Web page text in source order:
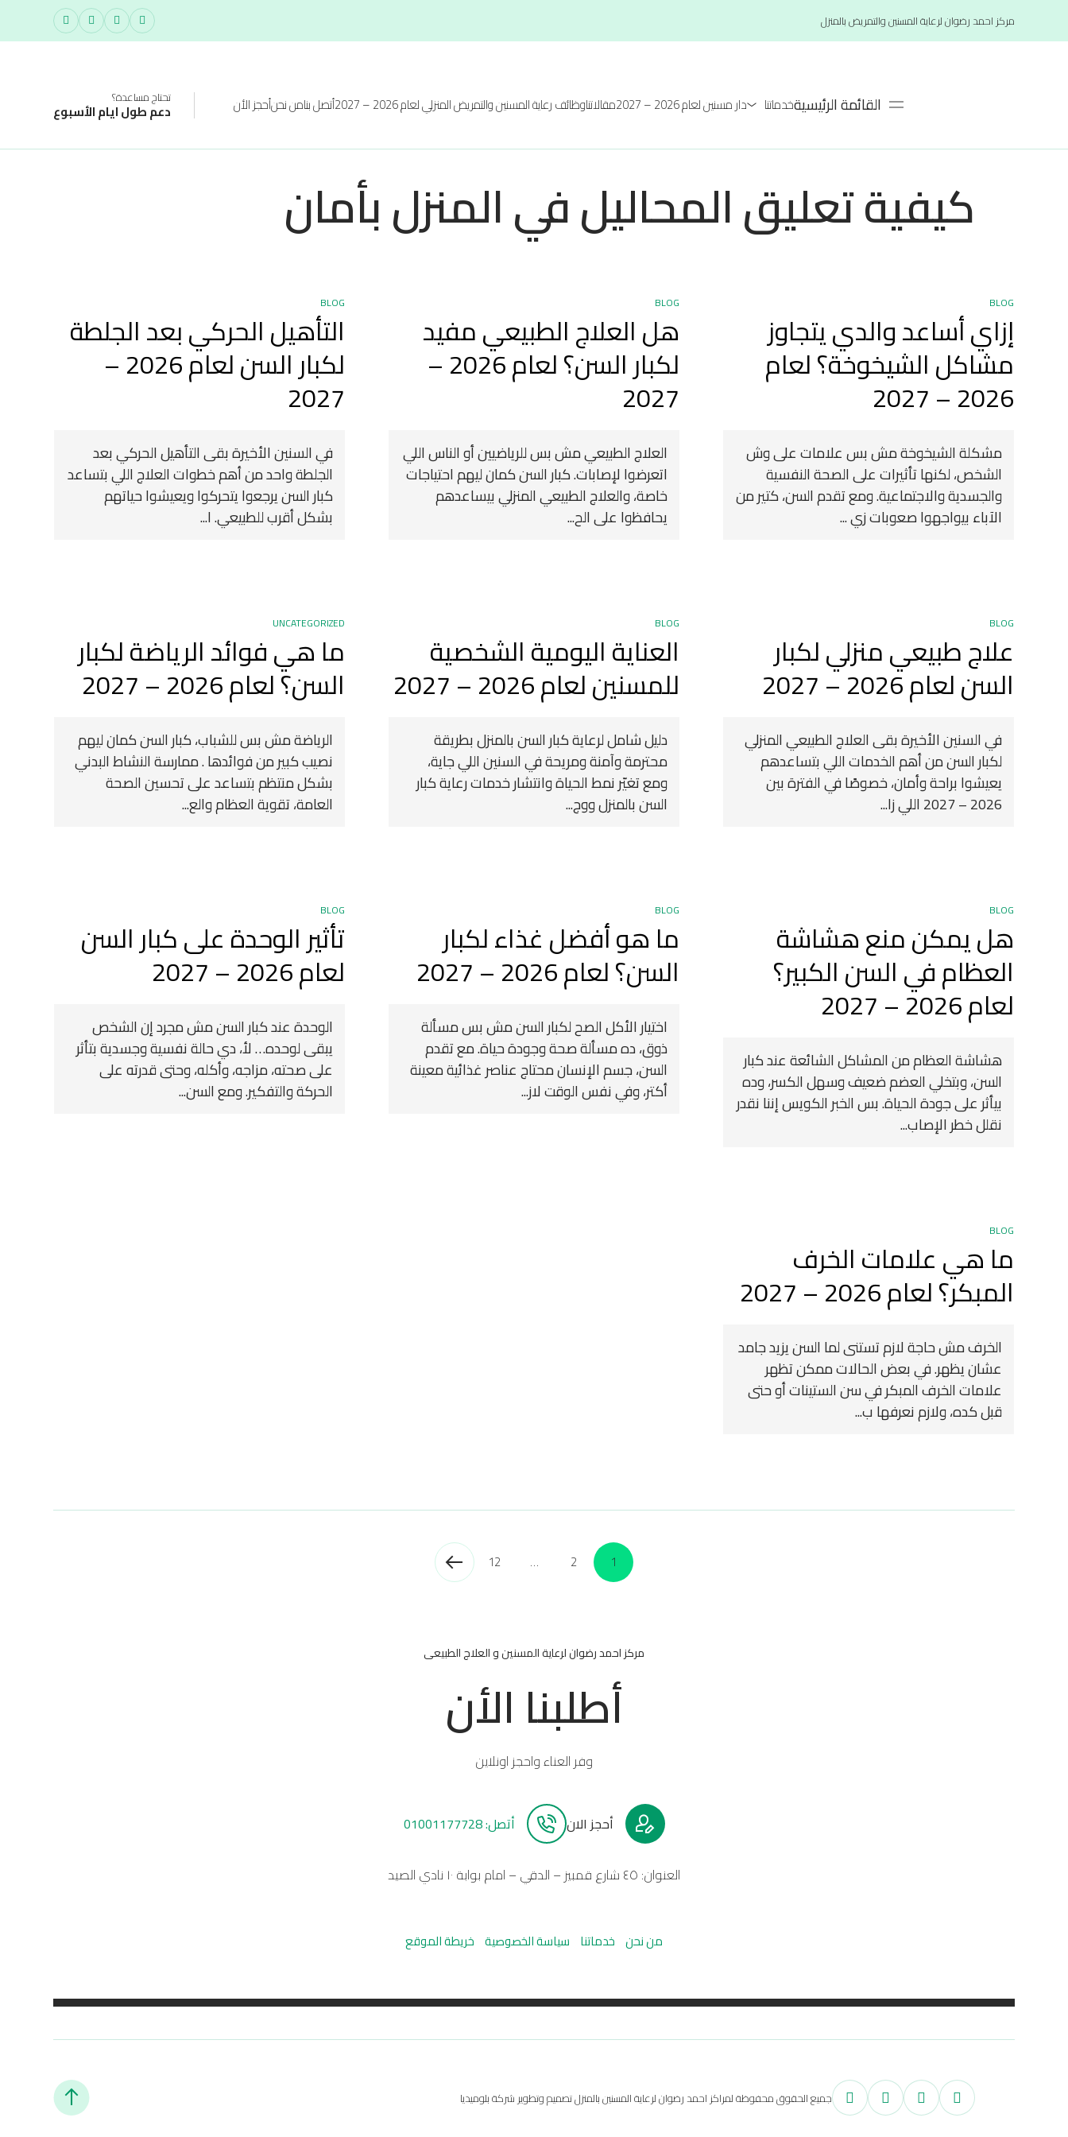
مركز احمد رضوان لرعاية المسنين والتمريض بالمنزل
القائمة الرئيسيةخدماتنا دار مسنين لعام 2026 – 2027 مقالاتناوظائف رعاية المسنين والتمريض المنزلي لعام 2026 – 2027 أتصل بنامن نحنأحجز الأن تحتاج مساعدة؟
دعم طول ايام الأسبوع
كيفية تعليق المحاليل في المنزل بأمان
BLOG
إزاي أساعد والدي يتجاوز
مشاكل الشيخوخة؟ لعام
2026 – 2027
مشكلة الشيخوخة مش بس علامات على وش
الشخص، لكنها تأثيرات على الصحة النفسية
والجسدية والاجتماعية. ومع تقدم السن، كتير من
الآباء بيواجهوا صعوبات زي ...
BLOG
هل العلاج الطبيعي مفيد
لكبار السن؟ لعام 2026 –
2027
العلاج الطبيعي مش بس للرياضيين أو الناس اللي
اتعرضوا لإصابات. كبار السن كمان ليهم احتياجات
خاصة، والعلاج الطبيعي المنزلي بيساعدهم
يحافظوا على الح...
BLOG
التأهيل الحركي بعد الجلطة
لكبار السن لعام 2026 –
2027
في السنين الأخيرة بقى التأهيل الحركي بعد
الجلطة واحد من أهم خطوات العلاج اللي بتساعد
كبار السن يرجعوا يتحركوا ويعيشوا حياتهم
بشكل أقرب للطبيعي. ا...
BLOG
علاج طبيعي منزلي لكبار
السن لعام 2026 – 2027
في السنين الأخيرة بقى العلاج الطبيعي المنزلي
لكبار السن من أهم الخدمات اللي بتساعدهم
يعيشوا براحة وأمان، خصوصًا في الفترة بين
2026 – 2027 اللي زا...
BLOG
العناية اليومية الشخصية
للمسنين لعام 2026 – 2027
دليل شامل لرعاية كبار السن بالمنزل بطريقة
محترمة وآمنة ومريحة في السنين اللي جاية،
ومع تغيّر نمط الحياة وانتشار خدمات رعاية كبار
السن بالمنزل ووج...
UNCATEGORIZED
ما هي فوائد الرياضة لكبار
السن؟ لعام 2026 – 2027
الرياضة مش بس للشباب، كبار السن كمان ليهم
نصيب كبير من فوائدها . ممارسة النشاط البدني
بشكل منتظم بتساعد على تحسين الصحة
العامة، تقوية العظام والع...
BLOG
هل يمكن منع هشاشة
العظام في السن الكبير؟
لعام 2026 – 2027
هشاشة العظام من المشاكل الشائعة عند كبار
السن، وبتخلي العضم ضعيف وسهل الكسر، وده
بيأثر على جودة الحياة. بس الخبر الكويس إننا نقدر
نقلل خطر الإصاب...
BLOG
ما هو أفضل غذاء لكبار
السن؟ لعام 2026 – 2027
اختيار الأكل الصح لكبار السن مش بس مسألة
ذوق، ده مسألة صحة وجودة حياة. مع تقدم
السن، جسم الإنسان محتاج عناصر غذائية معينة
أكتر، وفي نفس الوقت لاز...
BLOG
تأثير الوحدة على كبار السن
لعام 2026 – 2027
الوحدة عند كبار السن مش مجرد إن الشخص
يبقى لوحده… لأ، دي حالة نفسية وجسدية بتأثر
على صحته، مزاجه، وأكله، وحتى قدرته على
الحركة والتفكير. ومع السن...
BLOG
ما هي علامات الخرف
المبكر؟ لعام 2026 – 2027
الخرف مش حاجة لازم تستنى لما السن يزيد جامد
عشان يظهر. في بعض الحالات ممكن تظهر
علامات الخرف المبكر في سن الستينات أو حتى
قبل كده، ولازم نعرفها ب...
1
2
…
12
مركز احمد رضوان لرعاية المسنين و العلاج الطبيعى
أطلبنا الأن
وفر العناء واحجز اونلاين
أحجز الان أتصل: 01001177728
العنوان: ٤٥ شارع قمبيز – الدقي – امام بوابة ١٠ نادي الصيد
من نحن خدماتنا سياسة الخصوصية خريطة الموقع
جميع الحقوق محفوظة لمراكز احمد رضوان لرعاية المسنين بالمنزل تصميم وتطوير شركة بلوميديا